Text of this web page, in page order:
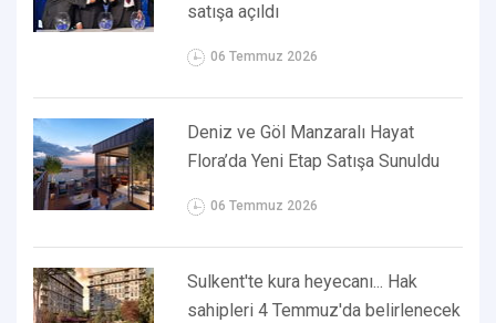
satışa açıldı
06 Temmuz 2026
Deniz ve Göl Manzaralı Hayat
Flora’da Yeni Etap Satışa Sunuldu
06 Temmuz 2026
Sulkent'te kura heyecanı... Hak
sahipleri 4 Temmuz'da belirlenecek